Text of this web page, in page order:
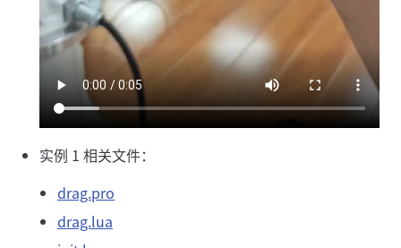
实例 1 相关文件：
drag.pro
drag.lua